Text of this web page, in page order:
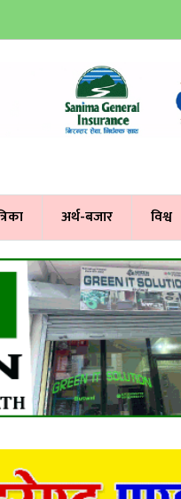
अर्थ-बजार विश्व